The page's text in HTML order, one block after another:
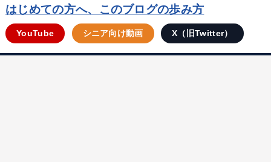
はじめての方へ、このブログの歩み方
YouTube シニア向け動画 X（旧Twitter）